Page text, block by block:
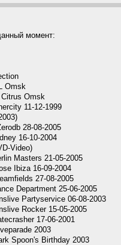
момент:
Omsk
Omsk
11-12-1999
28-08-2005
16-10-2004
Video)
Masters 21-05-2005
Ibiza 16-09-2004
27-08-2005
Department 25-06-2005
Partyservice 06-08-2003
Rocker 15-05-2005
17-06-2001
2003
Spoon's Birthday 2003